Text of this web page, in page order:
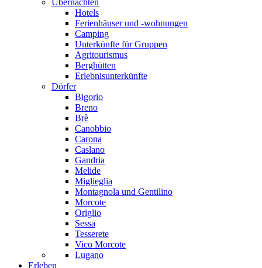
Hotels
Ferienhäuser und -wohnungen
Camping
Unterkünfte für Gruppen
Agritourismus
Berghütten
Erlebnisunterkünfte
Dörfer
Bigorio
Breno
Brè
Canobbio
Carona
Caslano
Gandria
Melide
Miglieglia
Montagnola und Gentilino
Morcote
Origlio
Sessa
Tesserete
Vico Morcote
Lugano
Erleben